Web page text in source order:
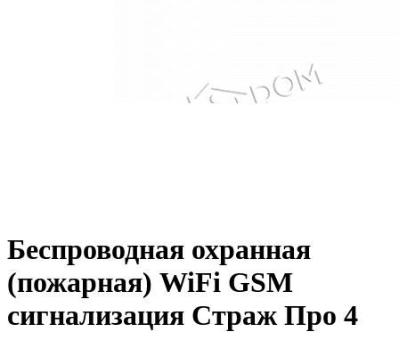
Беспроводная охранная
(пожарная) WiFi GSM
сигнализация Страж Про 4